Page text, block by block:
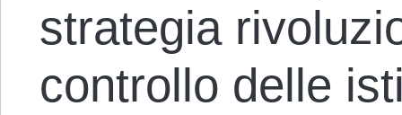
strategia
controllo delle